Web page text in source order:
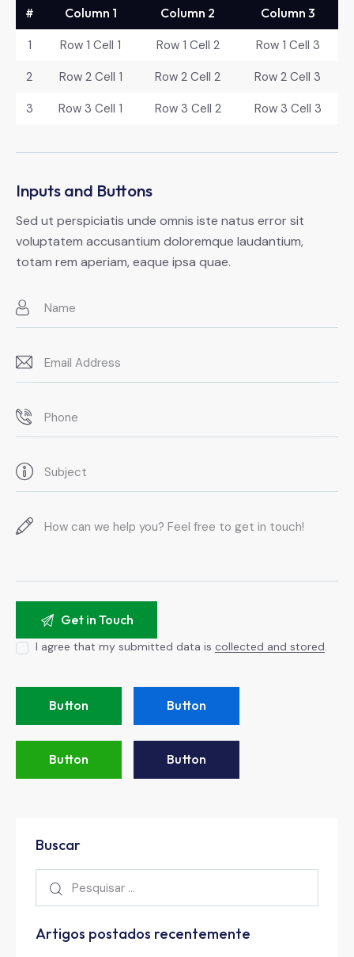
# Column 1 Column 2 Column 3
1 Row 1 Cell 1 Row 1 Cell 2
Row 1 Cell 3
2
Row 2 Cell 1 Row 2 Cell 2
Row 2 Cell 3
3
Row 3 Cell 1 Row 3 Cell 2 Row 3 Cell 3
Inputs and Buttons
Sed ut perspiciatis unde omnis iste natus error sit
voluptatem accusantium doloremque laudantium,
totam rem aperiam, eaque ipsa quae.
I agree that my submitted data iscollected and stored.
Button Button
Button Button
Buscar
Artigos postados recentemente